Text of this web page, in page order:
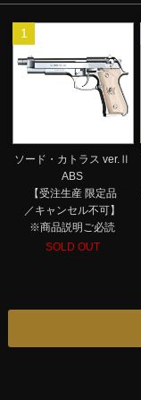
1
ソード・カトラス ver.Ⅱ
ABS
【受注生産 限定品
／キャンセル不可】
※商品説明ご必読
SOLD OUT